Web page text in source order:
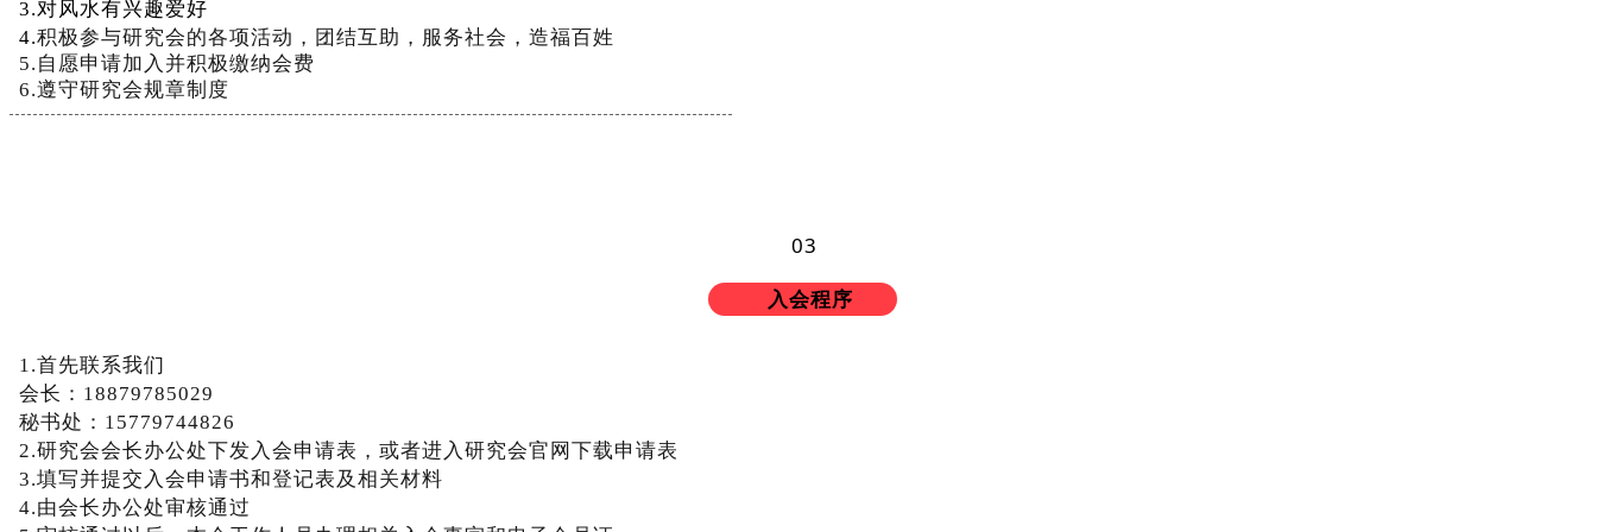
3.对风水有兴趣爱好
4.积极参与研究会的各项活动 ， 团 结互 助 ， 服务社会 ， 造福百姓
5. 自 愿申 请加 入 并积极缴纳会费
6.遵守研究会规章制 度
03
入会程序
1 .首先联系我们
会长 ： 1 8879785029
秘书处 ： 1 5779744826
2.研究会会长办公处下发 入 会申 请表 ， 或者进 入 研究会官 网 下载申 请表
3.填写并提交 入 会申 请书和登记表 及 相关材料
4.由会长办公处审核通过